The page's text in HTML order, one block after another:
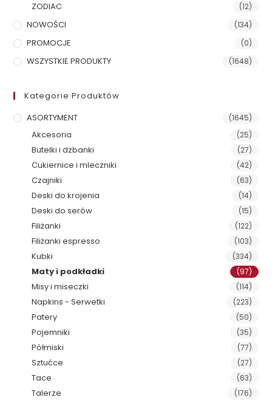
ZODIAC (12)
NOWOŚCI (134)
PROMOCJE (0)
WSZYSTKIE PRODUKTY (1648)
Kategorie Produktów
ASORTYMENT
(1645)
Akcesoria (25)
Butelki i dzbanki (27)
Cukiernice i mleczniki (42)
Czajniki (63)
Deski do krojenia (14)
Deski do serów (15)
Filiżanki (122)
Filiżanki espresso (103)
Kubki (334)
Maty i podkładki (97)
Misy i miseczki (114)
Napkins - Serwetki (223)
Patery (50)
Pojemniki (35)
Półmiski (77)
Sztućce (27)
Tace (63)
Talerze (176)